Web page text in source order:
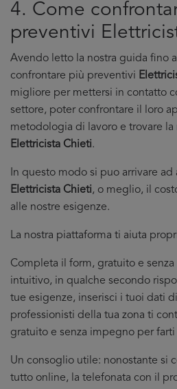
4. Come
preventivi
Avendo letto la nostra guida fino
confrontare più preventivi
migliore per mettersi in contatto
settore, poter confrontare il loro
metodologia di lavoro e trovare
Elettricista Chieti.
In questo modo si puo arrivare
Elettricista Chieti, o meglio, il
alle nostre esigenze.
La nostra piattaforma ti aiuta
Completa il form, gratuito e
intuitivo, in qualche secondo
tue esigenze, inserisci i tuoi dati
professionisti della tua zona ti
gratuito e senza impegno per farti
Un consoglio utile: nonostante si
tutto online, la telefonata con il